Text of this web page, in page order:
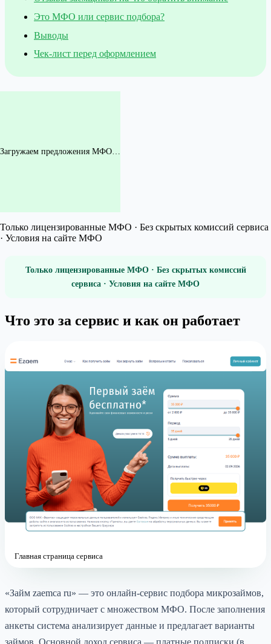
Это МФО или сервис подбора?
Выводы
Чек-лист перед оформлением
Загружаем предложения МФО…
Только лицензированные МФО · Без скрытых комиссий сервиса
· Условия на сайте МФО
Только лицензированные МФО · Без скрытых комиссий
сервиса · Условия на сайте МФО
Что это за сервис и как он работает
Главная страница сервиса
«Займ zaemca ru» — это онлайн-сервис подбора микрозаймов,
который сотрудничает с множеством МФО. После заполнения
анкеты система анализирует данные и предлагает варианты
займов. Основной доход сервиса — платные подписки (в